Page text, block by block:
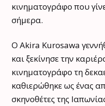
κινηματογράφο που
σήμερα.
Ο Akira Kurosawa
και ξεκίνησε την
κινηματογράφο τη
καθιερώθηκε ως ένας
σκηνοθέτες της